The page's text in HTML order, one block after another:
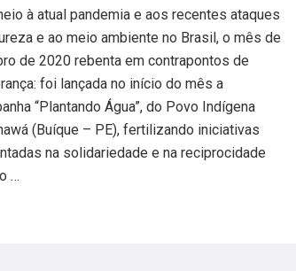
à atual pandemia e aos recentes ataques
e ao meio ambiente no Brasil, o mês de
de 2020 rebenta em contrapontos de
foi lançada no início do mês a
“Plantando Água”, do Povo Indígena
(Buíque – PE), fertilizando iniciativas
na solidariedade e na reciprocidade
…